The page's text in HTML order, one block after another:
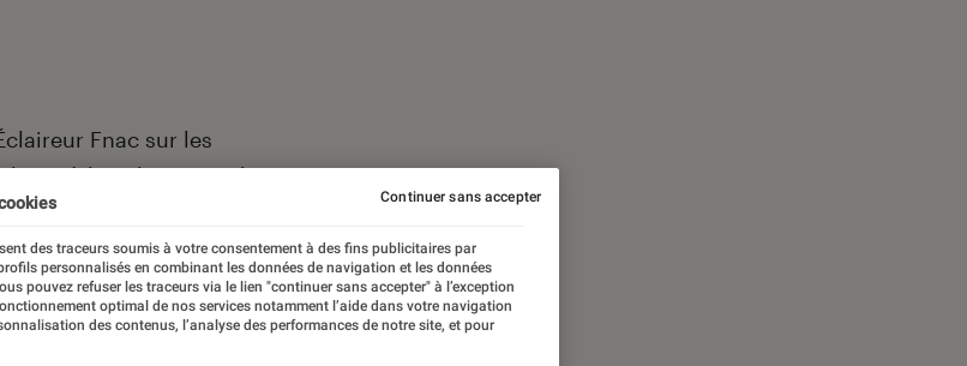
Fnac sur les
à la culture numérique et
des traceurs soumis à votre consentement à des fins publicitaires par
personnalisés en combinant les données de navigation et les données
pouvez refuser les traceurs via le lien "continuer sans accepter" à l’exception
optimal de nos services notamment l’aide dans votre navigation
des contenus, l’analyse des performances de notre site, et pour
Continuer sans accepter